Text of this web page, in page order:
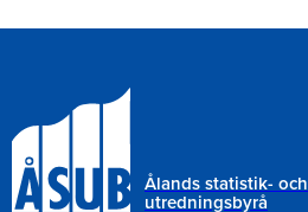
Ålands statistik- och
utredningsbyrå